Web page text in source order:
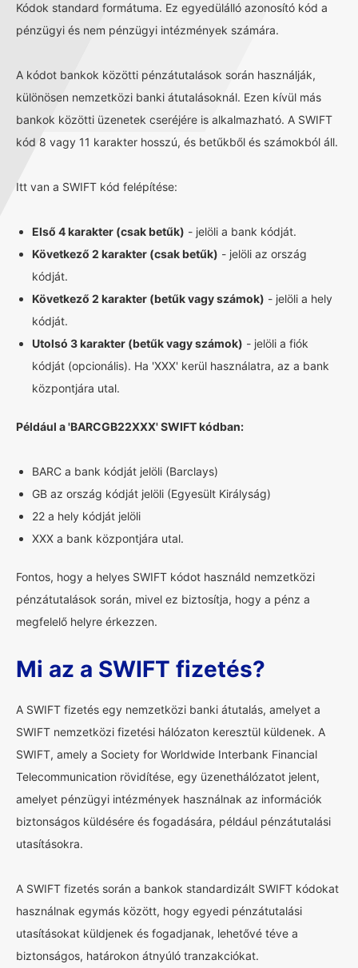
Kódok standard formátuma. Ez egyedülálló azonosító kód a
pénzügyi és nem pénzügyi intézmények számára.
A kódot bankok közötti pénzátutalások során használják,
különösen nemzetközi banki átutalásoknál. Ezen kívül más
bankok közötti üzenetek cseréjére is alkalmazható. A SWIFT
kód 8 vagy 11 karakter hosszú, és betűkből és számokból áll.
Itt van a SWIFT kód felépítése:
Első 4 karakter (csak betűk) - jelöli a bank kódját.
Következő 2 karakter (csak betűk) - jelöli az ország
kódját.
Következő 2 karakter (betűk vagy számok) - jelöli a hely
kódját.
Utolsó 3 karakter (betűk vagy számok) - jelöli a fiók
kódját (opcionális). Ha 'XXX' kerül használatra, az a bank
központjára utal.
Például a 'BARCGB22XXX' SWIFT kódban:
BARC a bank kódját jelöli (Barclays)
GB az ország kódját jelöli (Egyesült Királyság)
22 a hely kódját jelöli
XXX a bank központjára utal.
Fontos, hogy a helyes SWIFT kódot használd nemzetközi
pénzátutalások során, mivel ez biztosítja, hogy a pénz a
megfelelő helyre érkezzen.
Mi az a SWIFT fizetés?
A SWIFT fizetés egy nemzetközi banki átutalás, amelyet a
SWIFT nemzetközi fizetési hálózaton keresztül küldenek. A
SWIFT, amely a Society for Worldwide Interbank Financial
Telecommunication rövidítése, egy üzenethálózatot jelent,
amelyet pénzügyi intézmények használnak az információk
biztonságos küldésére és fogadására, például pénzátutalási
utasításokra.
A SWIFT fizetés során a bankok standardizált SWIFT kódokat
használnak egymás között, hogy egyedi pénzátutalási
utasításokat küldjenek és fogadjanak, lehetővé téve a
biztonságos, határokon átnyúló tranzakciókat.